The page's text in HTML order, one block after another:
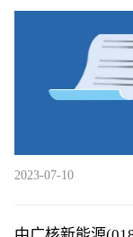
2023-07-10